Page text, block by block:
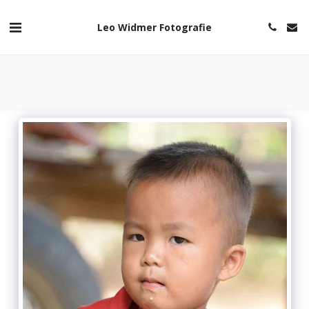
Leo Widmer Fotografie